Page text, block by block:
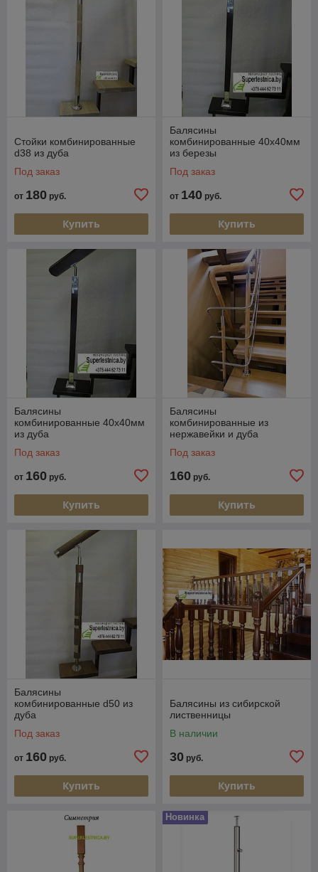
Стойки комбинированные
d38 из дуба
Под заказ
от 180 руб.
Купить
Балясины
комбинированные 40х40мм
из березы
Под заказ
от 140 руб.
Купить
Балясины
комбинированные 40х40мм
из дуба
Под заказ
от 160 руб.
Купить
Балясины
комбинированные из
нержавейки и дуба
Под заказ
160 руб.
Купить
Балясины
комбинированные d50 из
дуба
Под заказ
от 160 руб.
Купить
Балясины из сибирской
лиственницы
В наличии
30 руб.
Купить
Новинка